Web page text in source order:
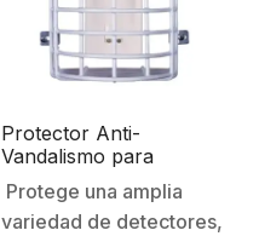
Protector Anti-
Vandalismo para
Detectores de
Movimiento
Protege una amplia
variedad de detectores,